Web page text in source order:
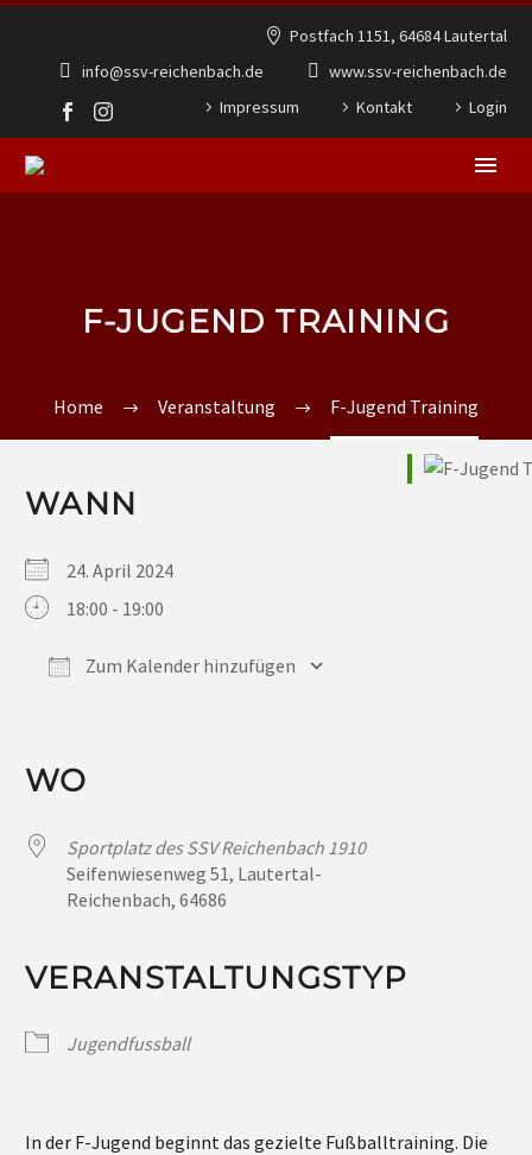
Postfach 1151, 64684 Lautertal
info@ssv-reichenbach.de
www.ssv-reichenbach.de
Impressum
Kontakt Login
F-JUGEND TRAINING
Home Veranstaltung F-Jugend Training
WANN
24. April 2024
18:00 - 19:00
Zum Kalender hinzufügen
WO
Sportplatz des SSV Reichenbach 1910
Seifenwiesenweg 51, Lautertal-
Reichenbach, 64686
VERANSTALTUNGSTYP
Jugendfussball
In der F-Jugend beginnt das gezielte Fußballtraining. Die